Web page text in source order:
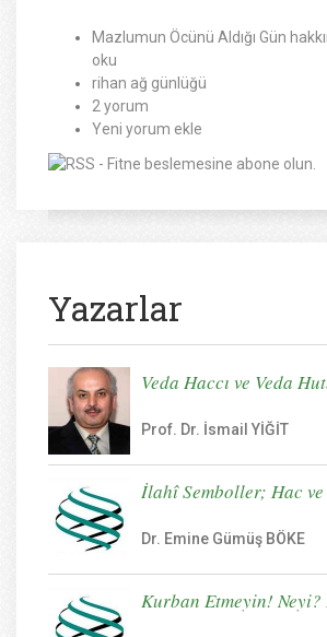
Mazlumun Öcünü Aldığı Gün
oku
rihan ağ günlüğü
2 yorum
Yeni yorum ekle
Yazarlar
Prof. Dr. İsmail YİĞİT
Veda Haccı ve Veda
Dr. Emine Gümüş BÖKE
İlahî Semboller; Hac
Kurban Etmeyin!